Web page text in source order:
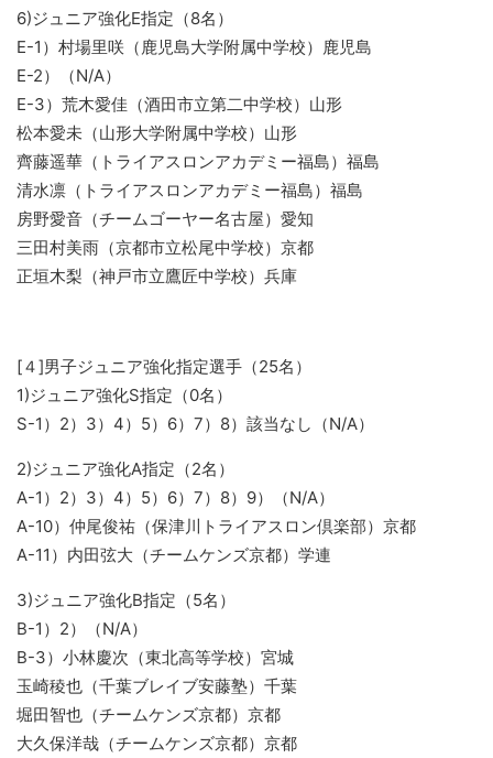
6)ジュニア強化E指定（8名）
E-1）村場里咲（鹿児島大学附属中学校）鹿児島
E-2）（N/A）
E-3）荒木愛佳（酒田市立第二中学校）山形
松本愛未（山形大学附属中学校）山形
齊藤遥華（トライアスロンアカデミー福島）福島
清水凛（トライアスロンアカデミー福島）福島
房野愛音（チームゴーヤー名古屋）愛知
三田村美雨（京都市立松尾中学校）京都
正垣木梨（神戸市立鷹匠中学校）兵庫
[４]男子ジュニア強化指定選手（25名）
1)ジュニア強化S指定（0名）
S-1）2）3）4）5）6）7）8）該当なし（N/A）
2)ジュニア強化A指定（2名）
A-1）2）3）4）5）6）7）8）9）（N/A）
A-10）仲尾俊祐（保津川トライアスロン倶楽部）京都
A-11）内田弦大（チームケンズ京都）学連
3)ジュニア強化B指定（5名）
B-1）2）（N/A）
B-3）小林慶次（東北高等学校）宮城
玉崎稜也（千葉ブレイブ安藤塾）千葉
堀田智也（チームケンズ京都）京都
大久保洋哉（チームケンズ京都）京都